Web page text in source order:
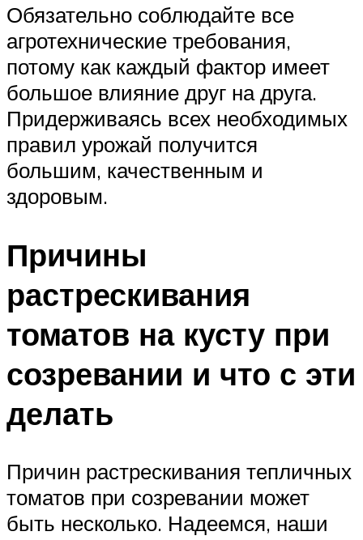
Обязательно соблюдайте все
агротехнические требования,
потому как каждый фактор имеет
большое влияние друг на друга.
Придерживаясь всех необходимых
правил урожай получится
большим, качественным и
здоровым.
Причины
растрескивания
томатов на кусту при
созревании и что с эти
делать
Причин растрескивания тепличных
томатов при созревании может
быть несколько. Надеемся, наши